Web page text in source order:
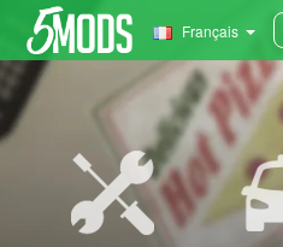
Français